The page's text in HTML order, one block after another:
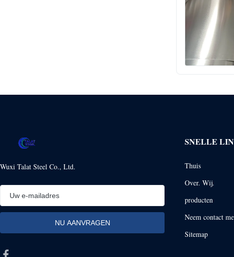
Wuxi Talat Steel Co., Ltd.
SNELLE
Thuis
Over. Wij.
producten
Neem contact
Sitemap